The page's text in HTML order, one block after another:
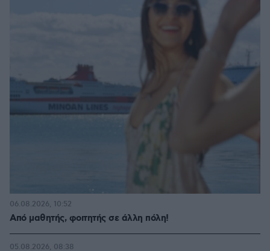
Από μαθητής, φοιτητής σε άλλη πόλη!
06.08.2026, 10:52
05.08.2026, 08:38